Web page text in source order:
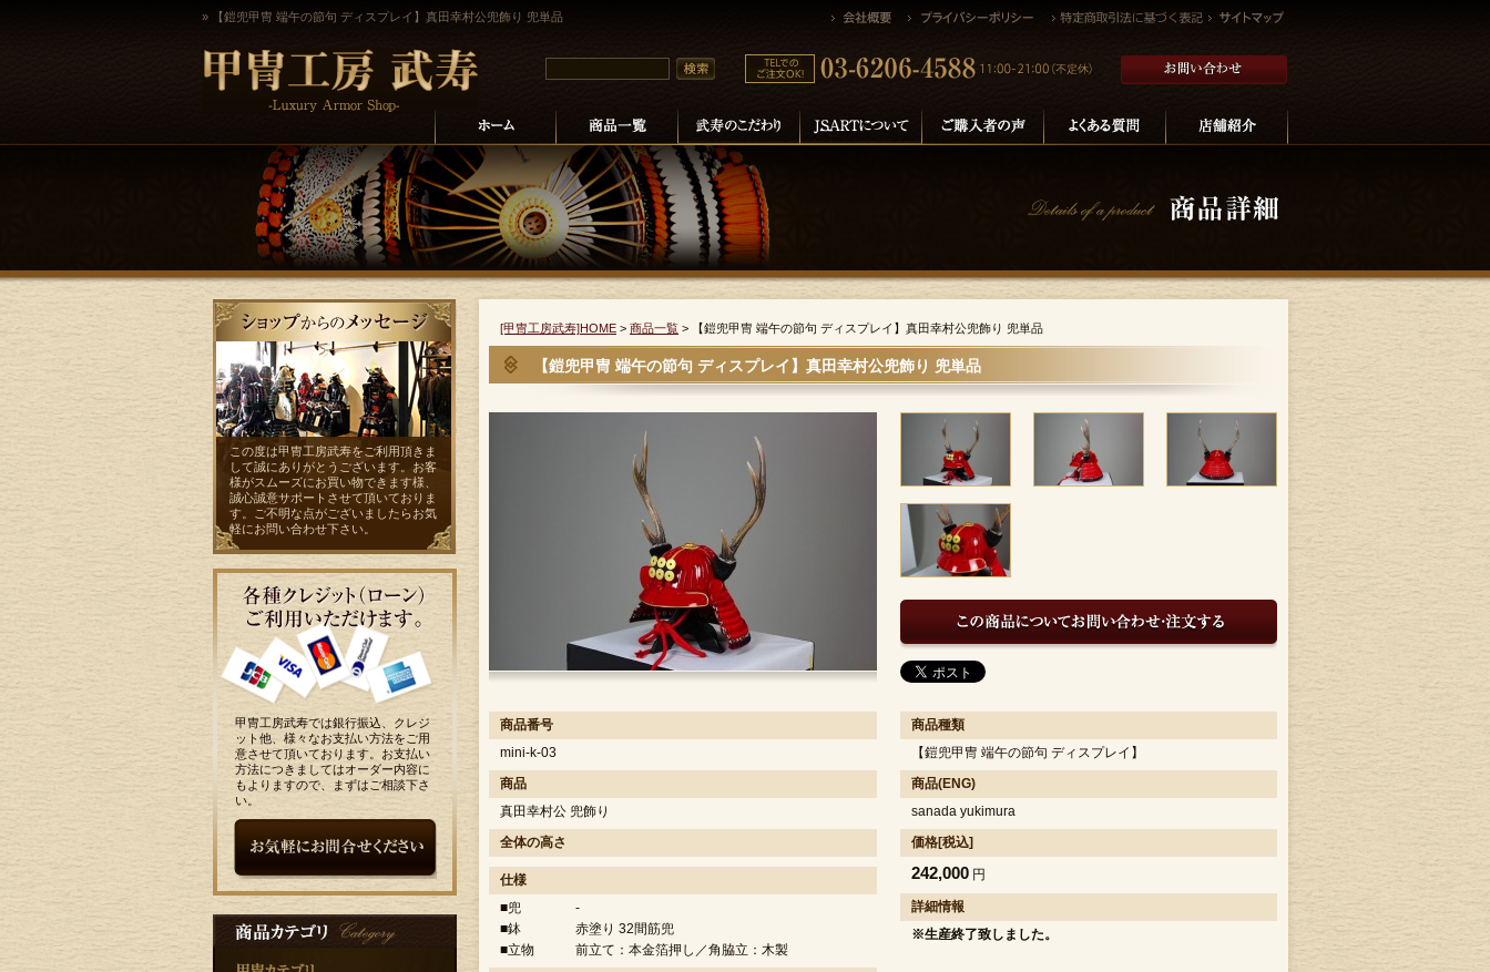
» 【鎧兜甲冑 端午の節句 ディスプレイ】真田幸村公兜飾り 兜単品
[甲冑工房武寿]HOME > 商品一覧 > 【鎧兜甲冑 端午の節句 ディスプレイ】真田幸村公兜飾り 兜単品
【鎧兜甲冑 端午の節句 ディスプレイ】真田幸村公兜飾り 兜単品
商品番号
mini-k-03
商品
真田幸村公 兜飾り
全体の高さ
仕様
■兜
-
■鉢
赤塗り 32間筋兜
■立物
前立て：本金箔押し／角脇立：木製
商品種類
【鎧兜甲冑 端午の節句 ディスプレイ】
商品(ENG)
sanada yukimura
価格[税込]
242,000 円
詳細情報
※生産終了致しました。
この度は甲冑工房武寿をご利用頂きま
して誠にありがとうございます。お客
様がスムーズにお買い物できます様、
誠心誠意サポートさせて頂いておりま
す。ご不明な点がございましたらお気
軽にお問い合わせ下さい。
甲冑工房武寿では銀行振込、クレジ
ット他、様々なお支払い方法をご用
意させて頂いております。お支払い
方法につきましてはオーダー内容に
もよりますので、まずはご相談下さ
い。